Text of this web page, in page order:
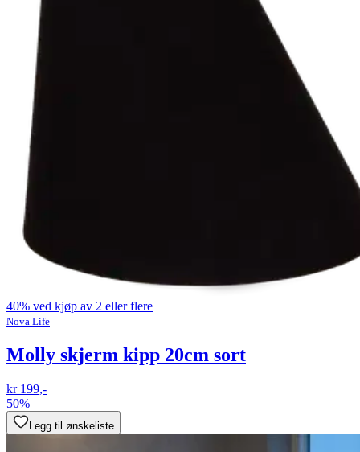
40% ved kjøp av 2 eller flere
Nova Life
Molly skjerm kipp 20cm sort
kr 199,-
50%
Legg til ønskeliste